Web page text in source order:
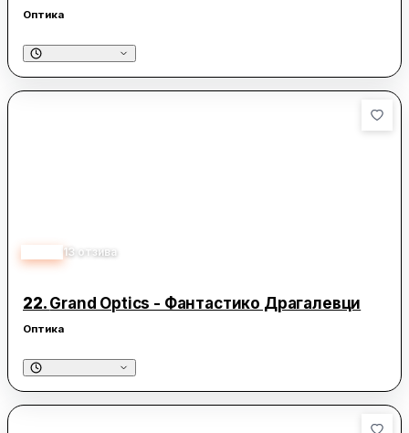
Оптика
13 отзива
22. Grand Optics - Фантастико Драгалевци
Оптика